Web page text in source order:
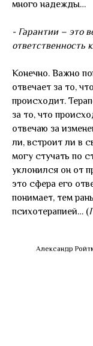
много надежды…
- Гарантии – это
ответственность
Конечно. Важно
отвечает за то,
происходит.
за то, что
отвечаю за
ли, встроит ли в
могу стучать по
уклонился он от
это сфера его
понимает, тем
психотерапией… (
Александр